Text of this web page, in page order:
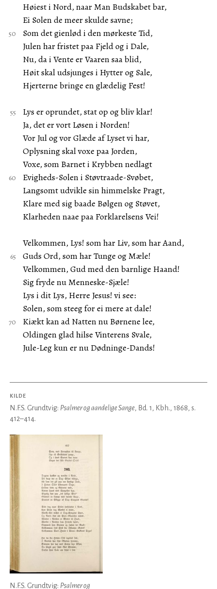
Høiest i Nord, naar Man Budskabet bar,
Ei Solen de meer skulde savne;
Som det gienlød i den mørkeste Tid,
Julen har fristet paa Fjeld og i Dale,
Nu, da i Vente er Vaaren saa blid,
Høit skal udsjunges i Hytter og Sale,
Hjerterne bringe en glædelig Fest!
Lys er oprundet, stat op og bliv klar!
Ja, det er vort Løsen i Norden!
Vor Jul og vor Glæde af Lyset vi har,
Oplysning skal voxe paa Jorden,
Voxe, som Barnet i Krybben nedlagt
Evigheds-Solen i Støvtraade-Svøbet,
Langsomt udvikle sin himmelske Pragt,
Klare med sig baade Bølgen og Støvet,
Klarheden naae paa Forklarelsens Vei!
Velkommen, Lys! som har Liv, som har Aand,
Guds Ord, som har Tunge og Mæle!
Velkommen, Gud med den barnlige Haand!
Sig fryde nu Menneske-Sjæle!
Lys i dit Lys, Herre Jesus! vi see:
Solen, som steeg for ei mere at dale!
Kiækt kan ad Natten nu Børnene lee,
Oldingen glad hilse Vinterens Svale,
Jule-Leg kun er nu Dødninge-Dands!
KILDE
N.F.S. Grundtvig: Psalmer og aandelige Sange, Bd. 1, Kbh., 1868, s.
412–414.
N.F.S. Grundtvig: Psalmer og